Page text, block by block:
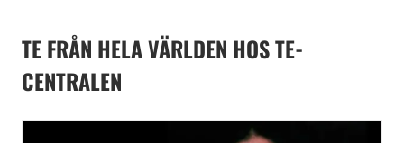
TE FRÅN HELA VÄRLDEN HOS TE-
CENTRALEN